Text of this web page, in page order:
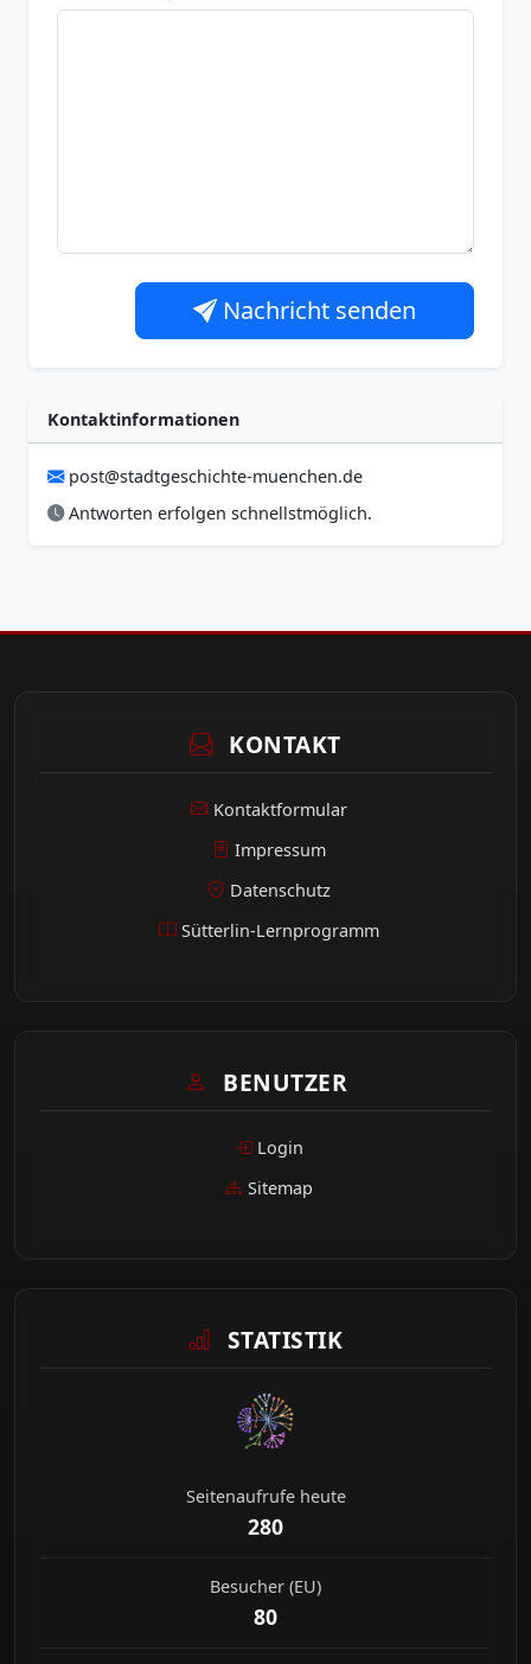
Nachricht senden
Kontaktinformationen
post@stadtgeschichte-muenchen.de
Antworten erfolgen schnellstmöglich.
KONTAKT
Kontaktformular
Impressum
Datenschutz
Sütterlin-Lernprogramm
BENUTZER
Login
Sitemap
STATISTIK
Seitenaufrufe heute
280
Besucher (EU)
80